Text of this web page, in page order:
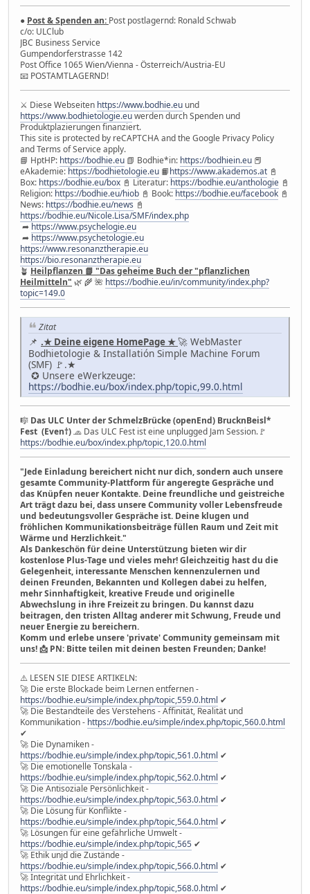
● Post & Spenden an: Post postlagernd: Ronald Schwab
c/o: ULClub
JBC Business Service
Gumpendorferstrasse 142
Post Office 1065 Wien/Vienna - Österreich/Austria-EU
📧 POSTAMTLAGERND!
⚔ Diese Webseiten https://www.bodhie.eu und
https://www.bodhietologie.euwerden durch Spenden und
Produktplazierungen finanziert.
This site is protected by reCAPTCHA and the Google Privacy Policy
and Terms of Service apply.
📘 HptHP: https://bodhie.eu 📗 Bodhie*in: https://bodhiein.eu 📕
eAkademie: https://bodhietologie.eu 📙https://www.akademos.at 📓
Box: https://bodhie.eu/box 📓 Literatur: https://bodhie.eu/anthologie 📓
Religion: https://bodhie.eu/hiob 📓 Book: https://bodhie.eu/facebook 📓
News: https://bodhie.eu/news 📓
https://bodhie.eu/Nicole.Lisa/SMF/index.php
➦ https://www.psychelogie.eu
➦ https://www.psychetologie.eu
https://www.resonanztherapie.eu
https://bio.resonanztherapie.eu
🪴 Heilpflanzen 📗 "Das geheime Buch der "pflanzlichen
Heilmitteln" 🌿 🌾 🌺 https://bodhie.eu/in/community/index.php?
topic=149.0
Zitat
📌 .★ Deine eigene HomePage ★🚀 WebMaster
Bodhietologie & Installatión Simple Machine Forum
(SMF) 🚩.★
✪ Unsere eWerkzeuge:
https://bodhie.eu/box/index.php/topic,99.0.html
🎼 Das ULC Unter der SchmelzBrücke (openEnd) BrucknBeisl*
Fest (Even†)🧢 Das ULC Fest ist eine unplugged Jam Session.🚩
https://bodhie.eu/box/index.php/topic,120.0.html
"Jede Einladung bereichert nicht nur dich, sondern auch unsere
gesamte Community-Plattform für angeregte Gespräche und
das Knüpfen neuer Kontakte. Deine freundliche und geistreiche
Art trägt dazu bei, dass unsere Community voller Lebensfreude
und bedeutungsvoller Gespräche ist. Deine klugen und
fröhlichen Kommunikationsbeiträge füllen Raum und Zeit mit
Wärme und Herzlichkeit."
Als Dankeschön für deine Unterstützung bieten wir dir
kostenlose Plus-Tage und vieles mehr! Gleichzeitig hast du die
Gelegenheit, interessante Menschen kennenzulernen und
deinen Freunden, Bekannten und Kollegen dabei zu helfen,
mehr Sinnhaftigkeit, kreative Freude und originelle
Abwechslung in ihre Freizeit zu bringen. Du kannst dazu
beitragen, den tristen Alltag anderer mit Schwung, Freude und
neuer Energie zu bereichern.
Komm und erlebe unsere 'private' Community gemeinsam mit
uns! 📩 PN: Bitte teilen mit deinen besten Freunden; Danke!
⚠️ LESEN SIE DIESE ARTIKELN:
🚀 Die erste Blockade beim Lernen entfernen -
https://bodhie.eu/simple/index.php/topic,559.0.html ✔
🚀 Die Bestandteile des Verstehens - Affinität, Realität und
Kommunikation - https://bodhie.eu/simple/index.php/topic,560.0.html
✔
🚀 Die Dynamiken -
https://bodhie.eu/simple/index.php/topic,561.0.html ✔
🚀 Die emotionelle Tonskala -
https://bodhie.eu/simple/index.php/topic,562.0.html ✔
🚀 Die Antisoziale Persönlichkeit -
https://bodhie.eu/simple/index.php/topic,563.0.html ✔
🚀 Die Lösung für Konflikte -
https://bodhie.eu/simple/index.php/topic,564.0.html ✔
🚀 Lösungen für eine gefährliche Umwelt -
https://bodhie.eu/simple/index.php/topic,565 ✔
🚀 Ethik unjd die Zustände -
https://bodhie.eu/simple/index.php/topic,566.0.html ✔
🚀 Integrität und Ehrlichkeit -
https://bodhie.eu/simple/index.php/topic,568.0.html ✔